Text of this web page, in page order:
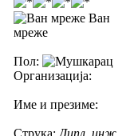
Ван
мреже
Пол:
Организација:
Име и презиме:
Струка: Дипл. инж.